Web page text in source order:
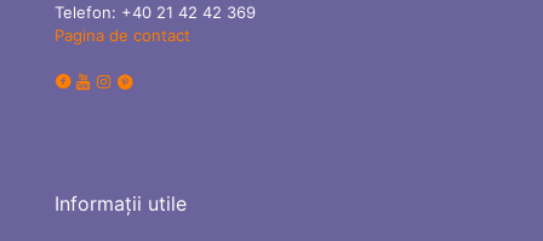
Telefon: +40 21 42 42 369
Pagina de contact
Informații utile